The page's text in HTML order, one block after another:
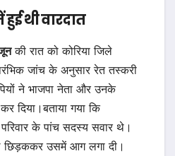
थी वारदात
की रात को कोरिया जिले
जांच के अनुसार रेत तस्करी
ने भाजपा नेता और उनके
दिया।बताया गया कि
के पांच सदस्य सवार थे।
छिड़ककर उसमें आग लगा दी।